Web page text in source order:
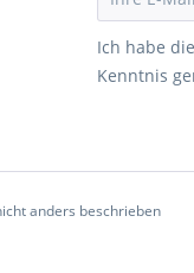
Ich habe die
Kenntnis
anders beschrieben